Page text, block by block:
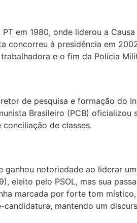
em 1980, onde liderou a Causa
concorreu à presidência em
e o fim da Polícia
de pesquisa e formação do
Brasileiro (PCB) oficializou
de classes.
ganhou notoriedade ao liderar
eleito pelo PSOL, mas sua
marcada por forte tom
mantendo um